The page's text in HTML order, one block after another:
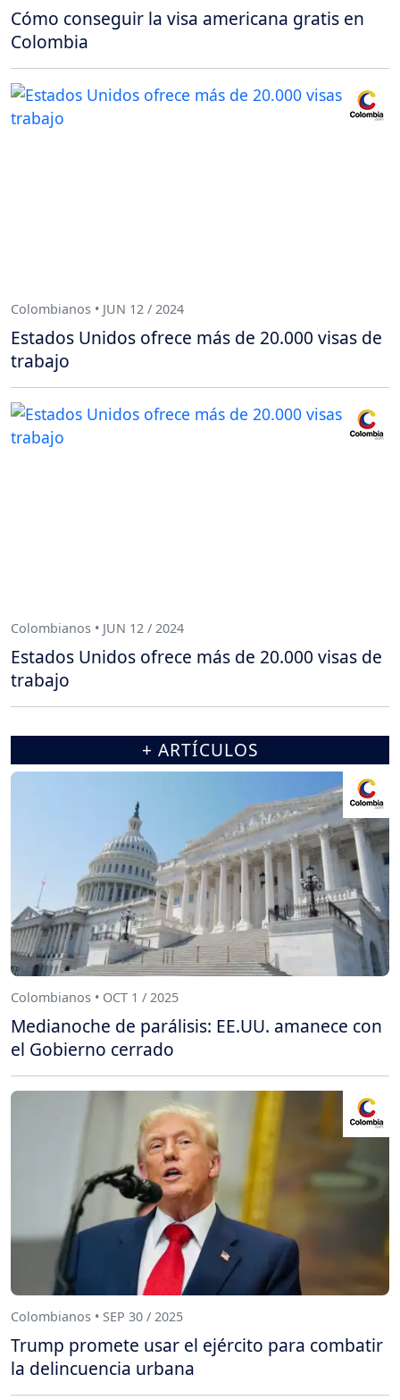
Cómo conseguir la visa americana gratis en
Colombia
Colombianos • JUN 12 / 2024
Estados Unidos ofrece más de 20.000 visas de
trabajo
Colombianos • JUN 12 / 2024
Estados Unidos ofrece más de 20.000 visas de
trabajo
+ ARTÍCULOS
Colombianos • OCT 1 / 2025
Medianoche de parálisis: EE.UU. amanece con
el Gobierno cerrado
Colombianos • SEP 30 / 2025
Trump promete usar el ejército para combatir
la delincuencia urbana